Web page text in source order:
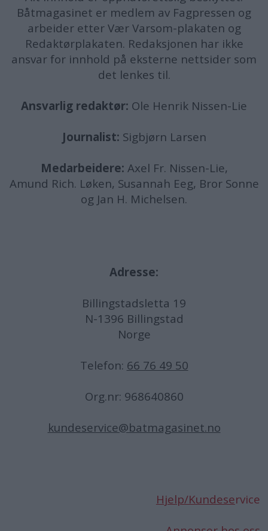
Båtmagasinet er medlem av Fagpressen og
arbeider etter Vær Varsom-plakaten og
Redaktørplakaten. Redaksjonen har ikke
ansvar for innhold på eksterne nettsider som
det lenkes til.
Ansvarlig redaktør: Ole Henrik Nissen-Lie
Journalist: Sigbjørn Larsen
Medarbeidere: Axel Fr. Nissen-Lie,
Amund Rich. Løken, Susannah Eeg, Bror Sonne
og Jan H. Michelsen.
Adresse:
Billingstadsletta 19
N-1396 Billingstad
Norge
Telefon: 66 76 49 50
Org.nr: 968640860
kundeservice@batmagasinet.no
Hjelp/Kundeservice